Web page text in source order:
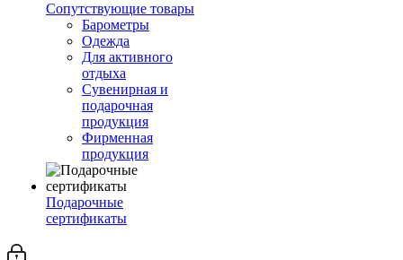
Сопутствующие товары
Барометры
Одежда
Для активного
отдыха
Сувенирная и
подарочная
продукция
Фирменная
продукция
Подарочные
сертификаты